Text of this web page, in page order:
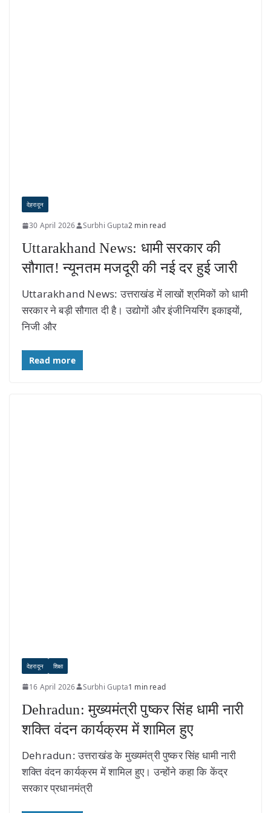
देहरादून
30 April 2026 Surbhi Gupta2 min read
Uttarakhand News: धामी सरकार की
सौगात! न्यूनतम मजदूरी की नई दर हुई जारी
Uttarakhand News: उत्तराखंड में लाखों श्रमिकों को धामी
सरकार ने बड़ी सौगात दी है। उद्योगों और इंजीनियरिंग इकाइयों,
निजी और
Read more
देहरादून शिक्षा
16 April 2026 Surbhi Gupta1 min read
Dehradun: मुख्यमंत्री पुष्कर सिंह धामी नारी
शक्ति वंदन कार्यक्रम में शामिल हुए
Dehradun: उत्तराखंड के मुख्यमंत्री पुष्कर सिंह धामी नारी
शक्ति वंदन कार्यक्रम में शामिल हुए। उन्होंने कहा कि केंद्र
सरकार प्रधानमंत्री